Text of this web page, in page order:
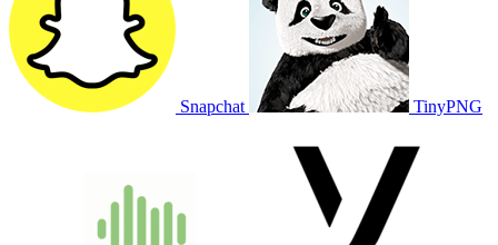
Snapchat TinyPNG